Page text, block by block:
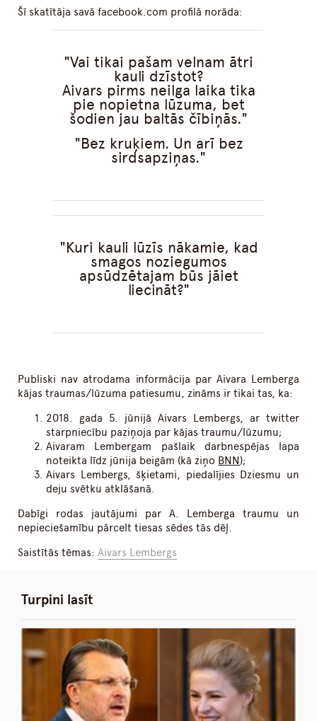
Šī skatītāja savā facebook.com profilā norāda:
Vai tikai pašam velnam ātri
kauli dzīstot?
Aivars pirms neilga laika tika
pie nopietna lūzuma, bet
šodien jau baltās čībiņās.
Bez kruķiem. Un arī bez
sirdsapziņas.
Kuri kauli lūzīs nākamie, kad
smagos noziegumos
apsūdzētajam būs jāiet
liecināt?
Publiski nav atrodama informācija par Aivara Lemberga
kājas traumas/lūzuma patiesumu, zināms ir tikai tas, ka:
2018. gada 5. jūnijā Aivars Lembergs, ar twitter
starpniecību paziņoja par kājas traumu/lūzumu;
Aivaram Lembergam pašlaik darbnespējas lapa
noteikta līdz jūnija beigām (kā ziņo BNN);
Aivars Lembergs, šķietami, piedalījies Dziesmu un
deju svētku atklāšanā.
Dabīgi rodas jautājumi par A. Lemberga traumu un
nepieciešamību pārcelt tiesas sēdes tās dēļ.
Saistītās tēmas:Aivars Lembergs
Turpini lasīt